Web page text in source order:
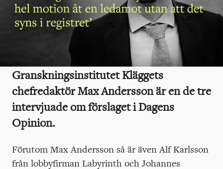
Granskningsinstitutet Kläggets
chefredaktör Max Andersson är en de tre
intervjuade om förslaget i Dagens
Opinion.
Förutom Max Andersson så är även Alf Karlsson
från lobbyfirman Labyrinth och Johannes